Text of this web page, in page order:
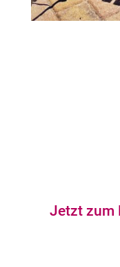
Jetzt zum